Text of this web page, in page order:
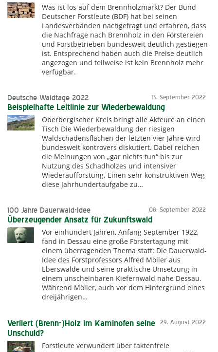
Was ist los auf dem Brennholzmarkt? Der Bund
Deutscher Forstleute (BDF) hat bei seinen
Landesverbänden nachgefragt und erfahren, dass
die Nachfrage nach Brennholz in den Förstereien
und Forstbetrieben bundesweit deutlich gestiegen
ist. Entsprechend haben auch die Preise deutlich
angezogen und teilweise ist kein Brennholz mehr
verfügbar.
13. September 2022
Deutsche Waldtage 2022
Beispielhafte Leitlinie zur Wiederbewaldung
Oberbergischer Kreis bringt alle Akteure an einen
Tisch Die Wiederbewaldung der riesigen
Waldschadensflächen der letzten vier Jahre wird
bundesweit kontrovers diskutiert. Dabei reichen
die Meinungen von „gar nichts tun“ bis zur
Nutzung des Schadholzes und intensiver
Wiederaufforstung. Einen sehr konstruktiven Weg
diese Jahrhundertaufgabe zu…
08. September 2022
100 Jahre Dauerwald-Idee
Überzeugender Ansatz für Zukunftswald
Vor einhundert Jahren, Anfang September 1922,
fand in Dessau eine große Förstertagung mit
einem überragenden Thema statt: Die Dauerwald-
Idee des Forstprofessors Alfred Möller aus
Eberswalde und seine praktische Umsetzung in
einem unscheinbaren Kiefernwald nahe Dessau.
Während Möller, auch vor dem Hintergrund eines
dreijährigen…
29. August 2022
Verliert (Brenn-)Holz im Kaminofen seine
Unschuld?
Forstleute verwundert über faktenfreie